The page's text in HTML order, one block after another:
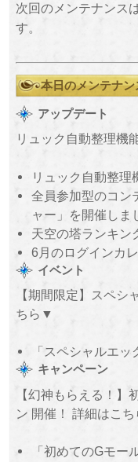
次回のメンテナンス
す。
本日のメンテナン
アップデート
リュック自動整理機
リュック自動整理
全員参加型のコン
ャー」を開催しま
天空の塔ランキン
6月のログインカ
イベント
【期間限定】スペシ
ちら▼
「スペシャルエ
キャンペーン
【幻神もらえる！】
ン 開催！ 詳細はこ
「初めてのGモー